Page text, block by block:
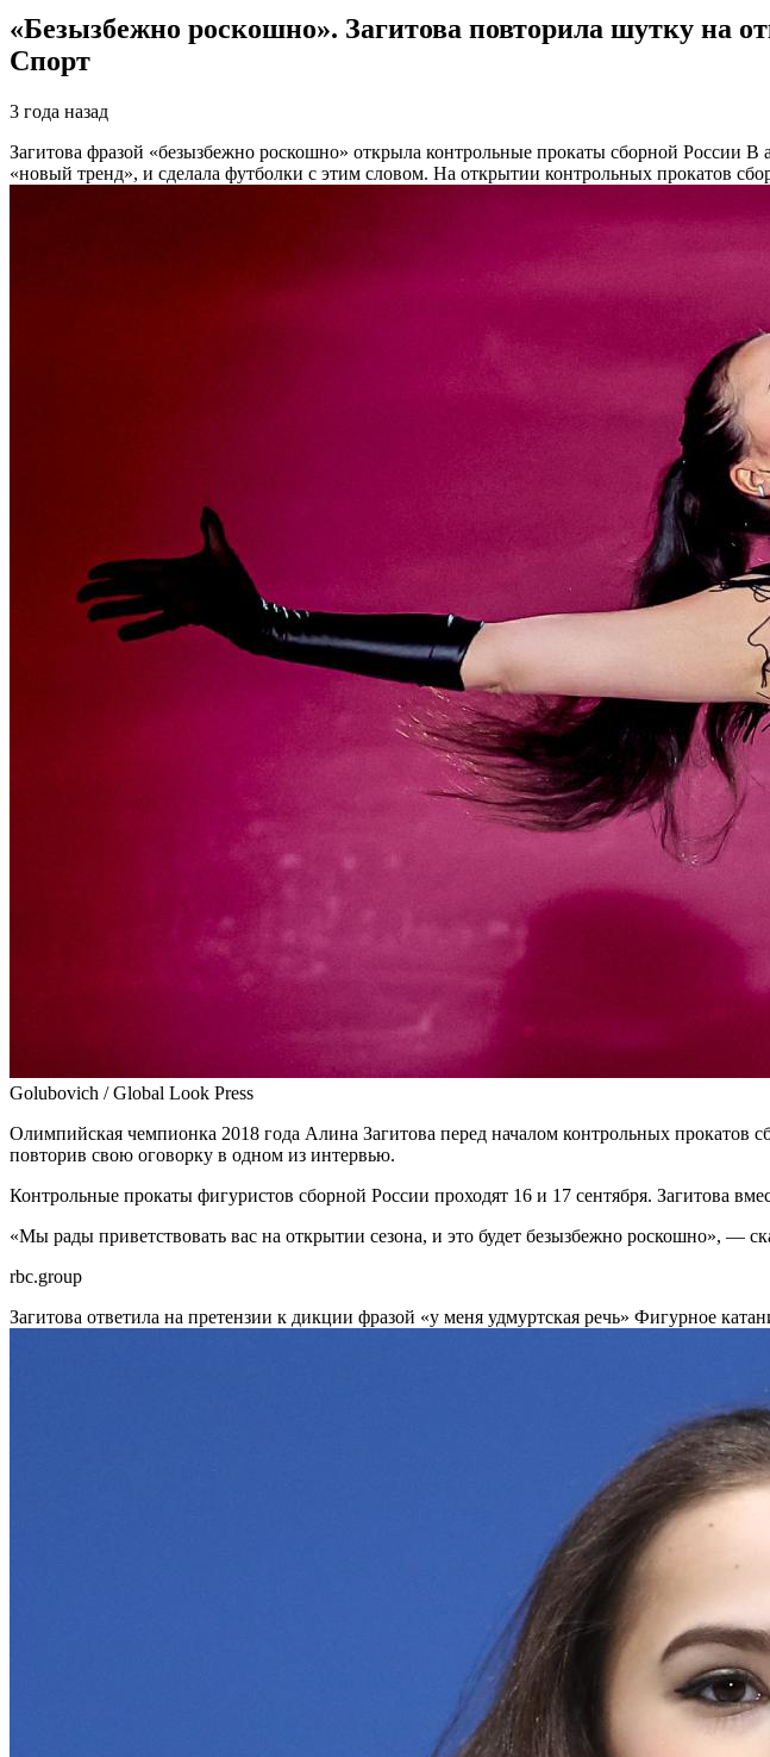
«Безызбежно роскошно». Загитова повторила шутку на
Спорт
3 года назад
Загитова фразой «безызбежно роскошно» открыла контрольные прокаты сборной России В
«новый тренд», и сделала футболки с этим словом. На открытии контрольных прокатов
Golubovich / Global Look Press
Олимпийская чемпионка 2018 года Алина Загитова перед началом контрольных прокатов
повторив свою оговорку в одном из интервью.
Контрольные прокаты фигуристов сборной России проходят 16 и 17 сентября. Загитова
«Мы рады приветствовать вас на открытии сезона, и это будет безызбежно роскошно», —
rbc.group
Загитова ответила на претензии к дикции фразой «у меня удмуртская речь» Фигурное